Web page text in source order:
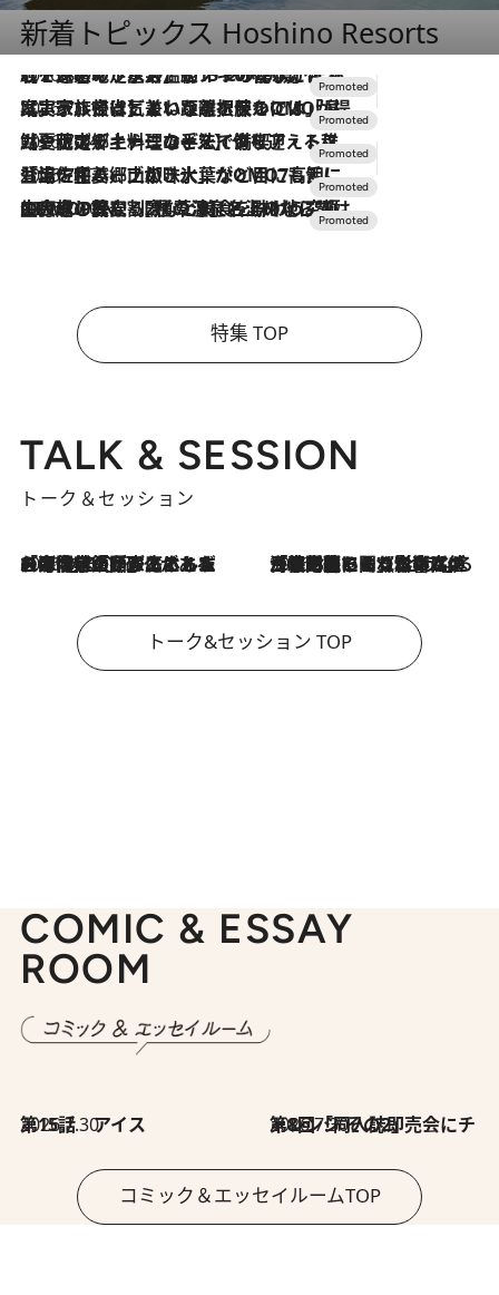
新着トピックス Hoshino Resorts
2026.8.7
【トンボの足水浴】ヒノキの香りに包まれて涼感マックス！約13℃の湧水かけ流しを避暑地「星野温泉 トンボの湯」で体験
2026.7.31
【ホテル帰省】という選択肢をOMOが提案。家族とほどよい距離を保つには「昼は実家、夜は気兼ねなくホテルで！」
2026.7.24
【夏限定ディナーコース】旬を迎える稚鮎や花ズッキーニなどをイタリア・トスカーナの郷土料理の手法で満喫！
2026.7.17
「土佐和ハーブかき氷」がOMO7高知に登場！生姜、山椒、大葉など目にも舌にも涼を呼ぶ郷土の味
2026.7.10
NEW OPEN！【界 草津】名湯の地に誕生。趣の異なる2種の温泉と上州ならではの会席・蕎麦割烹など美食を味わう究極の癒やし旅
特集 TOP
TALK & SESSION
トーク＆セッション
2026.8.3
「今後値上げがあるとすれば…」「リスクがあるのは今年の冬」エネルギー専門家が語る、ホルムズ海峡封鎖が家庭にもたらす“ある心配” 2026.8.3
「住宅建てられない…」「サーチャージ料の高値が続いている」ホルムズ海峡封鎖による影響はいつまで続く？《エネルギー専門家に聞く“どうなる日本の暮らし”》
トーク&セッション TOP
COMIC & ESSAY
ROOM
2026.7.30
第15話 アイス 2026.7.30
第8回「同人誌即売会にチャレンジ その2」
コミック＆エッセイルームTOP